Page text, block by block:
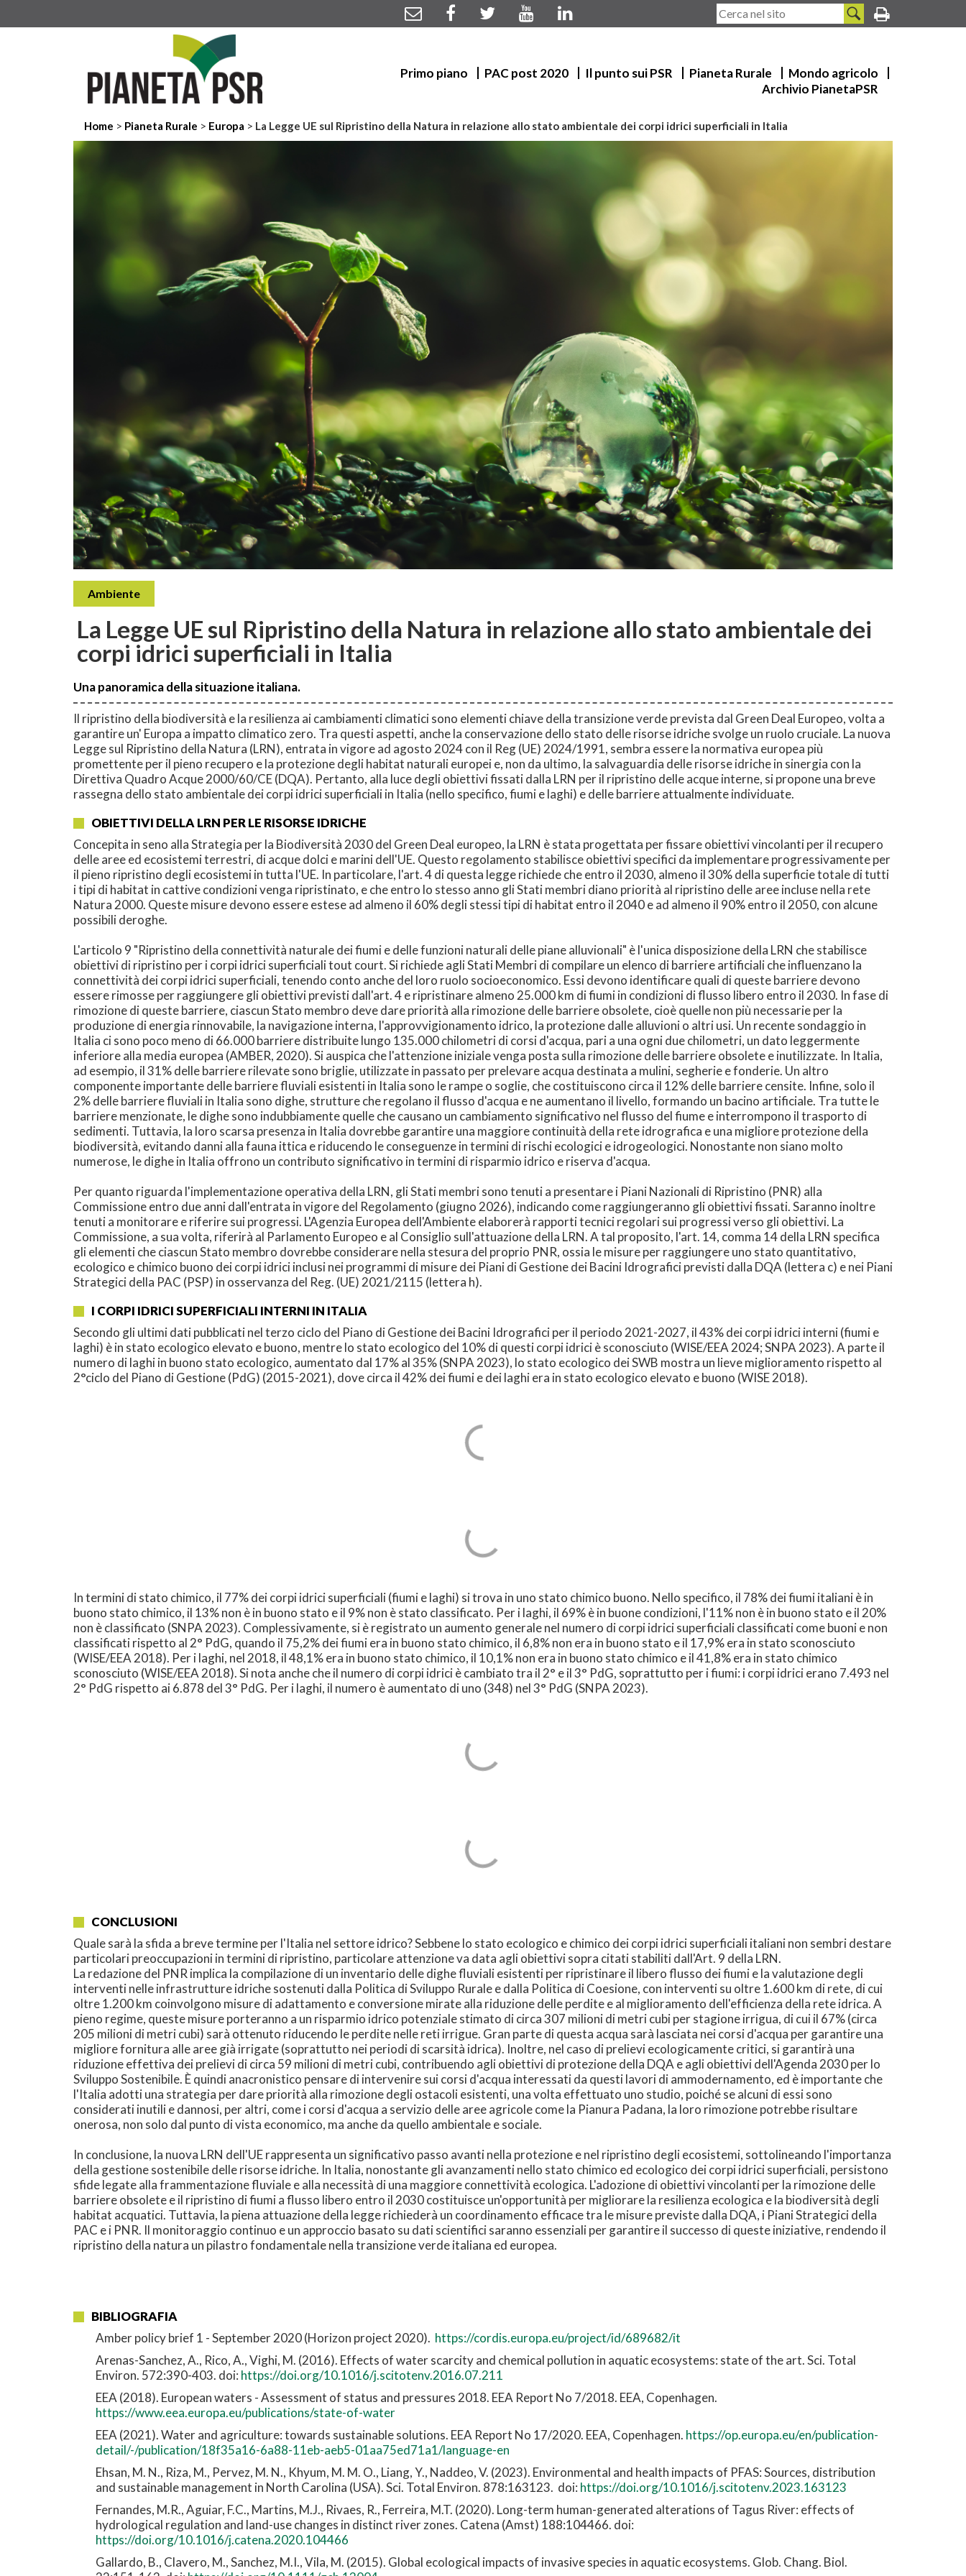
Primo piano PAC post 2020 Il punto sui PSR Pianeta Rurale
Mondo agricolo
Archivio PianetaPSR
Home > Pianeta Rurale > Europa > La Legge UE sul Ripristino della Natura in relazione allo stato ambientale dei corpi idrici superficiali in Italia
Ambiente
La Legge UE sul Ripristino della Natura in relazione allo stato ambientale dei
corpi idrici superficiali in Italia
Una panoramica della situazione italiana.
Il ripristino della biodiversità e la resilienza ai cambiamenti climatici sono elementi chiave della transizione verde prevista dal Green Deal Europeo, volta a
garantire un' Europa a impatto climatico zero. Tra questi aspetti, anche la conservazione dello stato delle risorse idriche svolge un ruolo cruciale. La nuova
Legge sul Ripristino della Natura (LRN), entrata in vigore ad agosto 2024 con il Reg (UE) 2024/1991, sembra essere la normativa europea più
promettente per il pieno recupero e la protezione degli habitat naturali europei e, non da ultimo, la salvaguardia delle risorse idriche in sinergia con la
Direttiva Quadro Acque 2000/60/CE (DQA). Pertanto, alla luce degli obiettivi fissati dalla LRN per il ripristino delle acque interne, si propone una breve
rassegna dello stato ambientale dei corpi idrici superficiali in Italia (nello specifico, fiumi e laghi) e delle barriere attualmente individuate.
OBIETTIVI DELLA LRN PER LE RISORSE IDRICHE
Concepita in seno alla Strategia per la Biodiversità 2030 del Green Deal europeo, la LRN è stata progettata per fissare obiettivi vincolanti per il recupero
delle aree ed ecosistemi terrestri, di acque dolci e marini dell'UE. Questo regolamento stabilisce obiettivi specifici da implementare progressivamente per
il pieno ripristino degli ecosistemi in tutta l'UE. In particolare, l'art. 4 di questa legge richiede che entro il 2030, almeno il 30% della superficie totale di tutti
i tipi di habitat in cattive condizioni venga ripristinato, e che entro lo stesso anno gli Stati membri diano priorità al ripristino delle aree incluse nella rete
Natura 2000. Queste misure devono essere estese ad almeno il 60% degli stessi tipi di habitat entro il 2040 e ad almeno il 90% entro il 2050, con alcune
possibili deroghe.
L'articolo 9 "Ripristino della connettività naturale dei fiumi e delle funzioni naturali delle piane alluvionali" è l'unica disposizione della LRN che stabilisce
obiettivi di ripristino per i corpi idrici superficiali tout court. Si richiede agli Stati Membri di compilare un elenco di barriere artificiali che influenzano la
connettività dei corpi idrici superficiali, tenendo conto anche del loro ruolo socioeconomico. Essi devono identificare quali di queste barriere devono
essere rimosse per raggiungere gli obiettivi previsti dall'art. 4 e ripristinare almeno 25.000 km di fiumi in condizioni di flusso libero entro il 2030. In fase di
rimozione di queste barriere, ciascun Stato membro deve dare priorità alla rimozione delle barriere obsolete, cioè quelle non più necessarie per la
produzione di energia rinnovabile, la navigazione interna, l'approvvigionamento idrico, la protezione dalle alluvioni o altri usi. Un recente sondaggio in
Italia ci sono poco meno di 66.000 barriere distribuite lungo 135.000 chilometri di corsi d'acqua, pari a una ogni due chilometri, un dato leggermente
inferiore alla media europea (AMBER, 2020). Si auspica che l'attenzione iniziale venga posta sulla rimozione delle barriere obsolete e inutilizzate. In Italia,
ad esempio, il 31% delle barriere rilevate sono briglie, utilizzate in passato per prelevare acqua destinata a mulini, segherie e fonderie. Un altro
componente importante delle barriere fluviali esistenti in Italia sono le rampe o soglie, che costituiscono circa il 12% delle barriere censite. Infine, solo il
2% delle barriere fluviali in Italia sono dighe, strutture che regolano il flusso d'acqua e ne aumentano il livello, formando un bacino artificiale. Tra tutte le
barriere menzionate, le dighe sono indubbiamente quelle che causano un cambiamento significativo nel flusso del fiume e interrompono il trasporto di
sedimenti. Tuttavia, la loro scarsa presenza in Italia dovrebbe garantire una maggiore continuità della rete idrografica e una migliore protezione della
biodiversità, evitando danni alla fauna ittica e riducendo le conseguenze in termini di rischi ecologici e idrogeologici. Nonostante non siano molto
numerose, le dighe in Italia offrono un contributo significativo in termini di risparmio idrico e riserva d'acqua.
Per quanto riguarda l'implementazione operativa della LRN, gli Stati membri sono tenuti a presentare i Piani Nazionali di Ripristino (PNR) alla
Commissione entro due anni dall'entrata in vigore del Regolamento (giugno 2026), indicando come raggiungeranno gli obiettivi fissati. Saranno inoltre
tenuti a monitorare e riferire sui progressi. L'Agenzia Europea dell'Ambiente elaborerà rapporti tecnici regolari sui progressi verso gli obiettivi. La
Commissione, a sua volta, riferirà al Parlamento Europeo e al Consiglio sull'attuazione della LRN. A tal proposito, l'art. 14, comma 14 della LRN specifica
gli elementi che ciascun Stato membro dovrebbe considerare nella stesura del proprio PNR, ossia le misure per raggiungere uno stato quantitativo,
ecologico e chimico buono dei corpi idrici inclusi nei programmi di misure dei Piani di Gestione dei Bacini Idrografici previsti dalla DQA (lettera c) e nei Piani
Strategici della PAC (PSP) in osservanza del Reg. (UE) 2021/2115 (lettera h).
I CORPI IDRICI SUPERFICIALI INTERNI IN ITALIA
Secondo gli ultimi dati pubblicati nel terzo ciclo del Piano di Gestione dei Bacini Idrografici per il periodo 2021-2027, il 43% dei corpi idrici interni (fiumi e
laghi) è in stato ecologico elevato e buono, mentre lo stato ecologico del 10% di questi corpi idrici è sconosciuto (WISE/EEA 2024; SNPA 2023). A parte il
numero di laghi in buono stato ecologico, aumentato dal 17% al 35% (SNPA 2023), lo stato ecologico dei SWB mostra un lieve miglioramento rispetto al
2°ciclo del Piano di Gestione (PdG) (2015-2021), dove circa il 42% dei fiumi e dei laghi era in stato ecologico elevato e buono (WISE 2018).
In termini di stato chimico, il 77% dei corpi idrici superficiali (fiumi e laghi) si trova in uno stato chimico buono. Nello specifico, il 78% dei fiumi italiani è in
buono stato chimico, il 13% non è in buono stato e il 9% non è stato classificato. Per i laghi, il 69% è in buone condizioni, l'11% non è in buono stato e il 20%
non è classificato (SNPA 2023). Complessivamente, si è registrato un aumento generale nel numero di corpi idrici superficiali classificati come buoni e non
classificati rispetto al 2° PdG, quando il 75,2% dei fiumi era in buono stato chimico, il 6,8% non era in buono stato e il 17,9% era in stato sconosciuto
(WISE/EEA 2018). Per i laghi, nel 2018, il 48,1% era in buono stato chimico, il 10,1% non era in buono stato chimico e il 41,8% era in stato chimico
sconosciuto (WISE/EEA 2018). Si nota anche che il numero di corpi idrici è cambiato tra il 2° e il 3° PdG, soprattutto per i fiumi: i corpi idrici erano 7.493 nel
2° PdG rispetto ai 6.878 del 3° PdG. Per i laghi, il numero è aumentato di uno (348) nel 3° PdG (SNPA 2023).
CONCLUSIONI
Quale sarà la sfida a breve termine per l'Italia nel settore idrico? Sebbene lo stato ecologico e chimico dei corpi idrici superficiali italiani non sembri destare
particolari preoccupazioni in termini di ripristino, particolare attenzione va data agli obiettivi sopra citati stabiliti dall'Art. 9 della LRN.
La redazione del PNR implica la compilazione di un inventario delle dighe fluviali esistenti per ripristinare il libero flusso dei fiumi e la valutazione degli
interventi nelle infrastrutture idriche sostenuti dalla Politica di Sviluppo Rurale e dalla Politica di Coesione, con interventi su oltre 1.600 km di rete, di cui
oltre 1.200 km coinvolgono misure di adattamento e conversione mirate alla riduzione delle perdite e al miglioramento dell'efficienza della rete idrica. A
pieno regime, queste misure porteranno a un risparmio idrico potenziale stimato di circa 307 milioni di metri cubi per stagione irrigua, di cui il 67% (circa
205 milioni di metri cubi) sarà ottenuto riducendo le perdite nelle reti irrigue. Gran parte di questa acqua sarà lasciata nei corsi d'acqua per garantire una
migliore fornitura alle aree già irrigate (soprattutto nei periodi di scarsità idrica). Inoltre, nel caso di prelievi ecologicamente critici, si garantirà una
riduzione effettiva dei prelievi di circa 59 milioni di metri cubi, contribuendo agli obiettivi di protezione della DQA e agli obiettivi dell'Agenda 2030 per lo
Sviluppo Sostenibile. È quindi anacronistico pensare di intervenire sui corsi d'acqua interessati da questi lavori di ammodernamento, ed è importante che
l'Italia adotti una strategia per dare priorità alla rimozione degli ostacoli esistenti, una volta effettuato uno studio, poiché se alcuni di essi sono
considerati inutili e dannosi, per altri, come i corsi d'acqua a servizio delle aree agricole come la Pianura Padana, la loro rimozione potrebbe risultare
onerosa, non solo dal punto di vista economico, ma anche da quello ambientale e sociale.
In conclusione, la nuova LRN dell'UE rappresenta un significativo passo avanti nella protezione e nel ripristino degli ecosistemi, sottolineando l'importanza
della gestione sostenibile delle risorse idriche. In Italia, nonostante gli avanzamenti nello stato chimico ed ecologico dei corpi idrici superficiali, persistono
sfide legate alla frammentazione fluviale e alla necessità di una maggiore connettività ecologica. L'adozione di obiettivi vincolanti per la rimozione delle
barriere obsolete e il ripristino di fiumi a flusso libero entro il 2030 costituisce un'opportunità per migliorare la resilienza ecologica e la biodiversità degli
habitat acquatici. Tuttavia, la piena attuazione della legge richiederà un coordinamento efficace tra le misure previste dalla DQA, i Piani Strategici della
PAC e i PNR. Il monitoraggio continuo e un approccio basato su dati scientifici saranno essenziali per garantire il successo di queste iniziative, rendendo il
ripristino della natura un pilastro fondamentale nella transizione verde italiana ed europea.
BIBLIOGRAFIA
Amber policy brief 1 - September 2020 (Horizon project 2020). https://cordis.europa.eu/project/id/689682/it
Arenas-Sanchez, A., Rico, A., Vighi, M. (2016). Effects of water scarcity and chemical pollution in aquatic ecosystems: state of the art. Sci. Total
Environ. 572:390-403. doi: https://doi.org/10.1016/j.scitotenv.2016.07.211
EEA (2018). European waters - Assessment of status and pressures 2018. EEA Report No 7/2018. EEA, Copenhagen.
https://www.eea.europa.eu/publications/state-of-water
EEA (2021). Water and agriculture: towards sustainable solutions. EEA Report No 17/2020. EEA, Copenhagen. https://op.europa.eu/en/publication-
detail/-/publication/18f35a16-6a88-11eb-aeb5-01aa75ed71a1/language-en
Ehsan, M. N., Riza, M., Pervez, M. N., Khyum, M. M. O., Liang, Y., Naddeo, V. (2023). Environmental and health impacts of PFAS: Sources, distribution
and sustainable management in North Carolina (USA). Sci. Total Environ. 878:163123. doi: https://doi.org/10.1016/j.scitotenv.2023.163123
Fernandes, M.R., Aguiar, F.C., Martins, M.J., Rivaes, R., Ferreira, M.T. (2020). Long-term human-generated alterations of Tagus River: effects of
hydrological regulation and land-use changes in distinct river zones. Catena (Amst) 188:104466. doi:
https://doi.org/10.1016/j.catena.2020.104466
Gallardo, B., Clavero, M., Sanchez, M.I., Vila, M. (2015). Global ecological impacts of invasive species in aquatic ecosystems. Glob. Chang. Biol.